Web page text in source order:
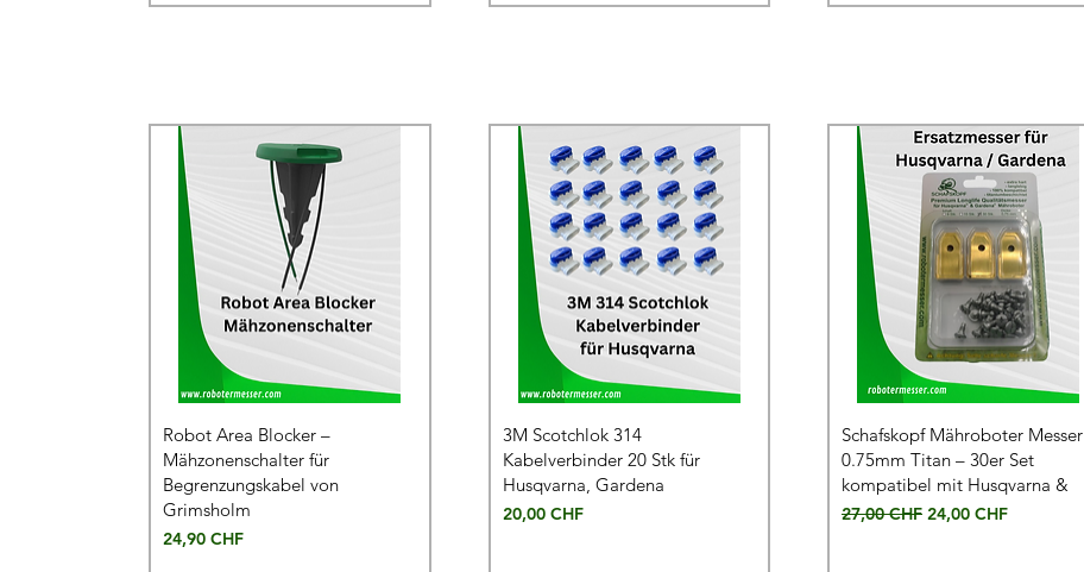
Robot Area Blocker –
Mähzonenschalter für
Begrenzungskabel von
Grimsholm
Preis
24,90 CHF
3M Scotchlok 314
Kabelverbinder 20 Stk für
Husqvarna, Gardena
Preis
20,00 CHF
Schafskopf Mähroboter Messer
0.75mm Titan – 30er Set
kompatibel mit Husqvarna &
Standardpreis
27,00 CHF Sale-Preis
24,00 CHF